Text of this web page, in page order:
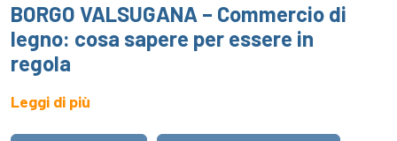
BORGO VALSUGANA – Commercio di
legno: cosa sapere per essere in
regola
Leggi di più